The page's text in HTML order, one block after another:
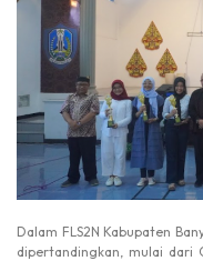
Dalam FLS2N Kabupaten
dipertandingkan, mulai dari